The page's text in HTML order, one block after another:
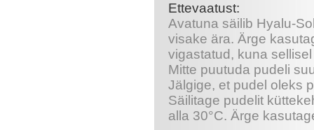
Ettevaatust:
Avatuna säilib Hyalu-
visake ära. Ärge
vigastatud, kuna
Mitte puutuda pudeli
Jälgige, et pudel oleks
Säilitage pudelit
alla 30°C. Ärge